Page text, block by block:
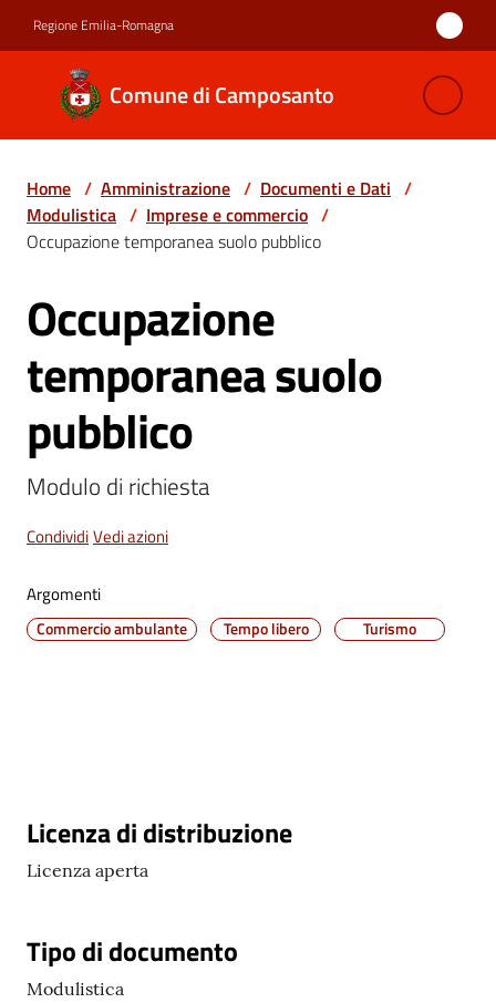
Regione Emilia-Romagna
Comune di Camposanto
Comune di
Camposanto
Amministrazione
Menu selezionato
Servizi
Vivere
Camposanto
C
n
s
n
l
i
Sportello
Home / Amministrazione / Documenti e Dati /
Modulistica / Imprese e commercio /
Occupazione temporanea suolo pubblico
Salta al contenuto
Occupazione
temporanea suolo
pubblico
Modulo di richiesta
CondividiVedi azioni
Argomenti
Commercio ambulante Tempo libero Turismo
Descrizione
Licenza di distribuzione
Licenza aperta
Tipo di documento
Modulistica